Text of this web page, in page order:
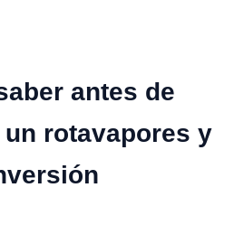
antes de
rotavapores y